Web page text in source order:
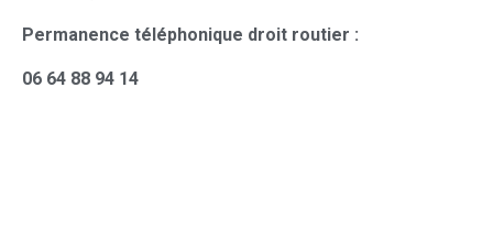
Permanence téléphonique droit routier :
06 64 88 94 14